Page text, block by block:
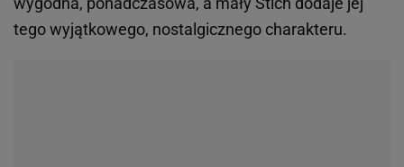
tego wyjątkowego, nostalgicznego charakteru.